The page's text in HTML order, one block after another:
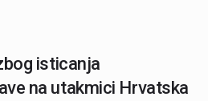
isticanja
na utakmici Hrvatska